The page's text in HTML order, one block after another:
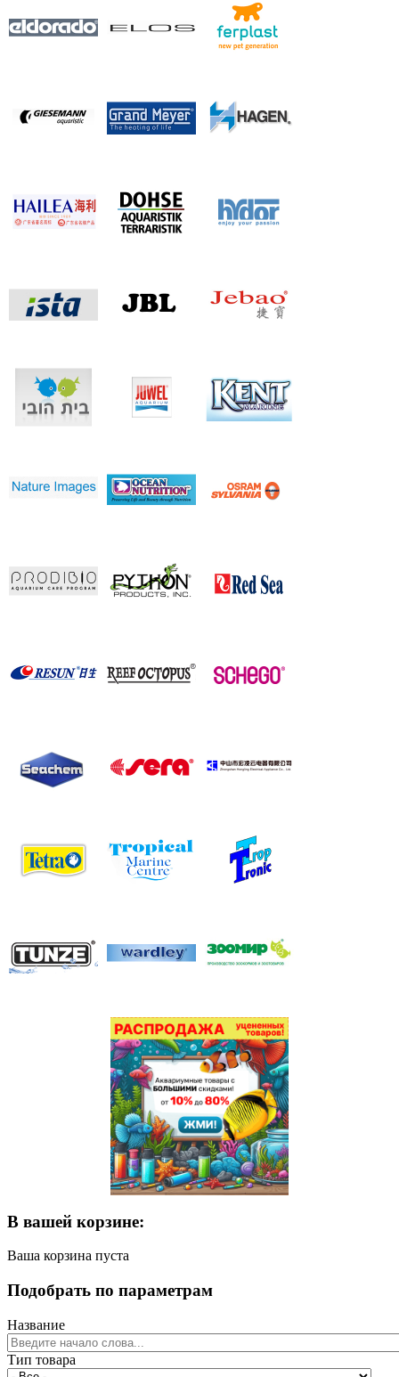
В вашей корзине:
Ваша корзина пуста
Подобрать по параметрам
Название
Тип товара